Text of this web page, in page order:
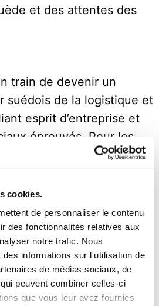
cookies.
de personnaliser le contenu
des fonctionnalités relatives aux
notre trafic. Nous
des informations sur l'utilisation de
de médias sociaux, de
peuvent combiner celles-ci
que vous leur avez fournies
et des attentes des
train de devenir un
suédois de la logistique et
esprit d’entreprise et
éprouvés. Pour les
logistiques, la
propice au
de leurs activités
l’entrepreneuriat